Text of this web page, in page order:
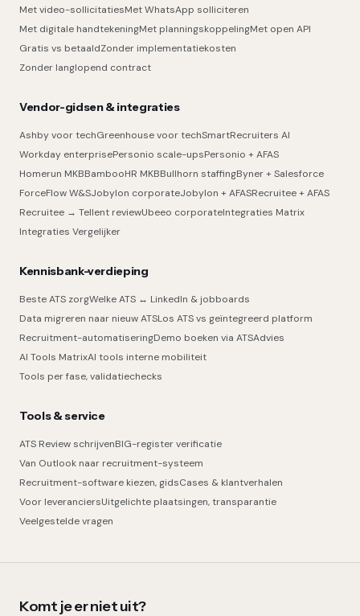
Met video-sollicitatiesMet WhatsApp solliciteren
Met digitale handtekeningMet planningskoppelingMet open API
Gratis vs betaaldZonder implementatiekosten
Zonder langlopend contract
Vendor-gidsen & integraties
Ashby voor techGreenhouse voor techSmartRecruiters AI
Workday enterprisePersonio scale-upsPersonio + AFAS
Homerun MKBBambooHR MKBBullhorn staffingByner + Salesforce
ForceFlow W&SJobylon corporateJobylon + AFASRecruitee + AFAS
Recruitee → Tellent reviewUbeeo corporateIntegraties Matrix
Integraties Vergelijker
Kennisbank-verdieping
Beste ATS zorgWelke ATS ↔ LinkedIn & jobboards
Data migreren naar nieuw ATSLos ATS vs geïntegreerd platform
Recruitment-automatiseringDemo boeken via ATSAdvies
AI Tools MatrixAI tools interne mobiliteit
Tools per fase, validatiechecks
Tools & service
ATS Review schrijvenBIG-register verificatie
Van Outlook naar recruitment-systeem
Recruitment-software kiezen, gidsCases & klantverhalen
Voor leveranciersUitgelichte plaatsingen, transparantie
Veelgestelde vragen
Komt je er niet uit?